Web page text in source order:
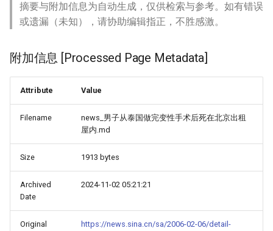
摘要与附加信息为自动生成，仅供检索与参考。如有错误
或遗漏（未知），请协助编辑指正，不胜感激。
附加信息 [Processed Page Metadata]
Attribute Value
Filename
news_男子从泰国做完变性手术后死在北京出租
屋内.md
Size 1913 bytes
Archived
Date
2024-11-02 05:21:21
Original
https://news.sina.cn/sa/2006-02-06/detail-